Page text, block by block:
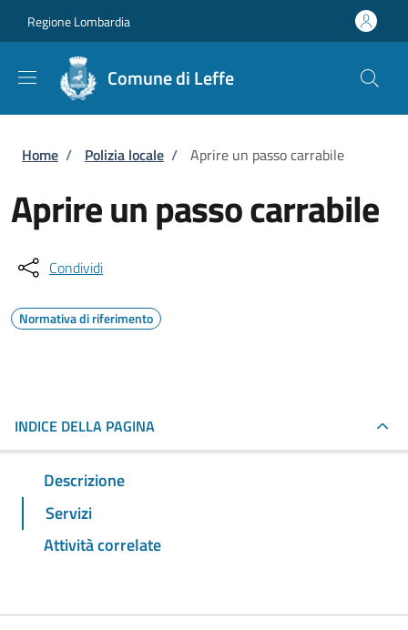
Regione Lombardia
Comune di Leffe
Briciole di pane
Home / Polizia locale / Aprire un passo carrabile
Aprire un passo carrabile
Condividi
Normativa di riferimento
INDICE DELLA PAGINA
Descrizione
Servizi
Attività correlate